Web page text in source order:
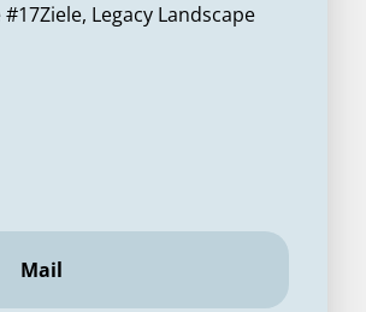
Legacy Landscape
Mail